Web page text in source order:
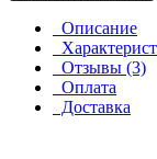
Описание
Отзывы (3)
Оплата
Доставка